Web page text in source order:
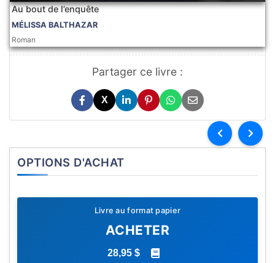
Au bout de l’enquête
MÉLISSA BALTHAZAR
Roman
Partager ce livre :
X
OPTIONS D'ACHAT
Livre au format papier
ACHETER
28,95 $